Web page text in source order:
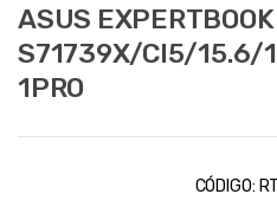
ASUS
S71739X/CI5/15.6/
1PRO
CÓDIGO: